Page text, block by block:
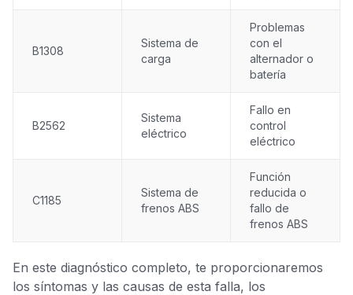
B1308
Sistema de
carga
Problemas
con el
alternador o
batería
B2562
Sistema
eléctrico
Fallo en
control
eléctrico
C1185
Sistema de
frenos ABS
Función
reducida o
fallo de
frenos ABS
En este diagnóstico completo, te proporcionaremos
los síntomas y las causas de esta falla, los